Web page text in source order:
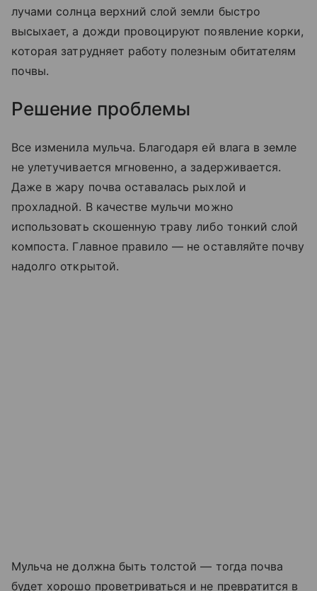
лучами солнца верхний слой земли быстро
высыхает, а дожди провоцируют появление корки,
которая затрудняет работу полезным обитателям
почвы.
Решение проблемы
Все изменила мульча. Благодаря ей влага в земле
не улетучивается мгновенно, а задерживается.
Даже в жару почва оставалась рыхлой и
прохладной. В качестве мульчи можно
использовать скошенную траву либо тонкий слой
компоста. Главное правило — не оставляйте почву
надолго открытой.
Мульча не должна быть толстой — тогда почва
будет хорошо проветриваться и не превратится в